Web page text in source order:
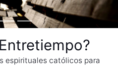
espirituales católicos para